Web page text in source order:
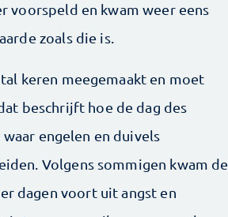
voorspeld en kwam weer eens
zoals die is.
keren meegemaakt en moet
beschrijft hoe de dag des
engelen en duivels
Volgens sommigen kwam de
dagen voort uit angst en